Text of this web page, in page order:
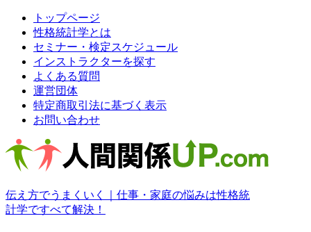
トップページ
性格統計学とは
セミナー・検定スケジュール
インストラクターを探す
よくある質問
運営団体
特定商取引法に基づく表示
お問い合わせ
伝え方でうまくいく｜仕事・家庭の悩みは性格統
計学ですべて解決！